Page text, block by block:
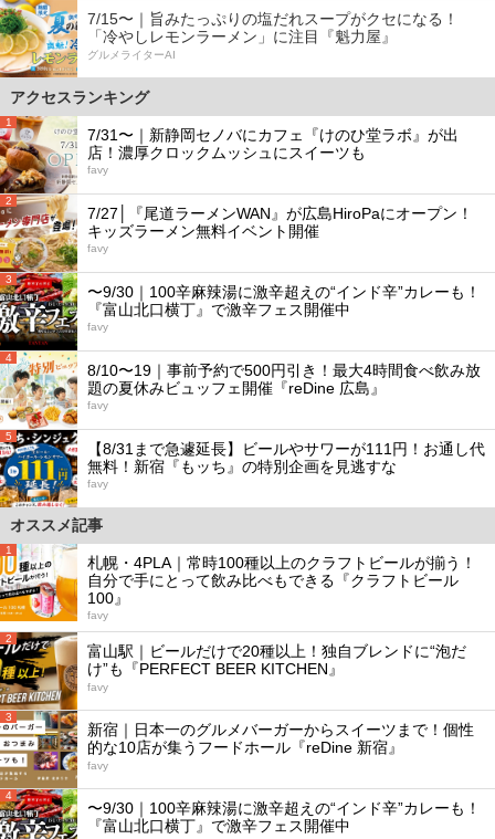
7/15〜｜旨みたっぷりの塩だれスープがクセになる！
「冷やしレモンラーメン」に注目『魁力屋』
グルメライターAI
アクセスランキング
1
7/31〜｜新静岡セノバにカフェ『けのひ堂ラボ』が出
店！濃厚クロックムッシュにスイーツも
favy
2
7/27│『尾道ラーメンWAN』が広島HiroPaにオープン！
キッズラーメン無料イベント開催
favy
3
〜9/30｜100辛麻辣湯に激辛超えの“インド辛”カレーも！
『富山北口横丁』で激辛フェス開催中
favy
4
8/10〜19｜事前予約で500円引き！最大4時間食べ飲み放
題の夏休みビュッフェ開催『reDine 広島』
favy
5
【8/31まで急遽延長】ビールやサワーが111円！お通し代
無料！新宿『もッち』の特別企画を見逃すな
favy
オススメ記事
1
札幌・4PLA｜常時100種以上のクラフトビールが揃う！
自分で手にとって飲み比べもできる『クラフトビール
100』
favy
2
富山駅｜ビールだけで20種以上！独自ブレンドに“泡だ
け”も『PERFECT BEER KITCHEN』
favy
3
新宿｜日本一のグルメバーガーからスイーツまで！個性
的な10店が集うフードホール『reDine 新宿』
favy
4
〜9/30｜100辛麻辣湯に激辛超えの“インド辛”カレーも！
『富山北口横丁』で激辛フェス開催中